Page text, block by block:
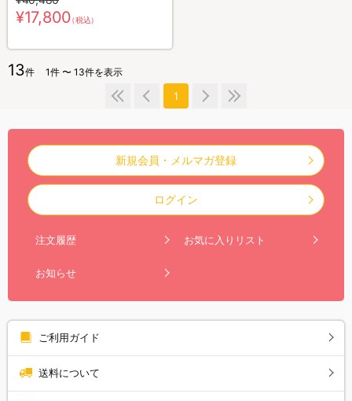
¥17,800（税込）
13件 1件 〜 13件を表示
1
新規会員・メルマガ登録
ログイン
注文履歴 お気に入りリスト
お知らせ
ご利用ガイド
送料について